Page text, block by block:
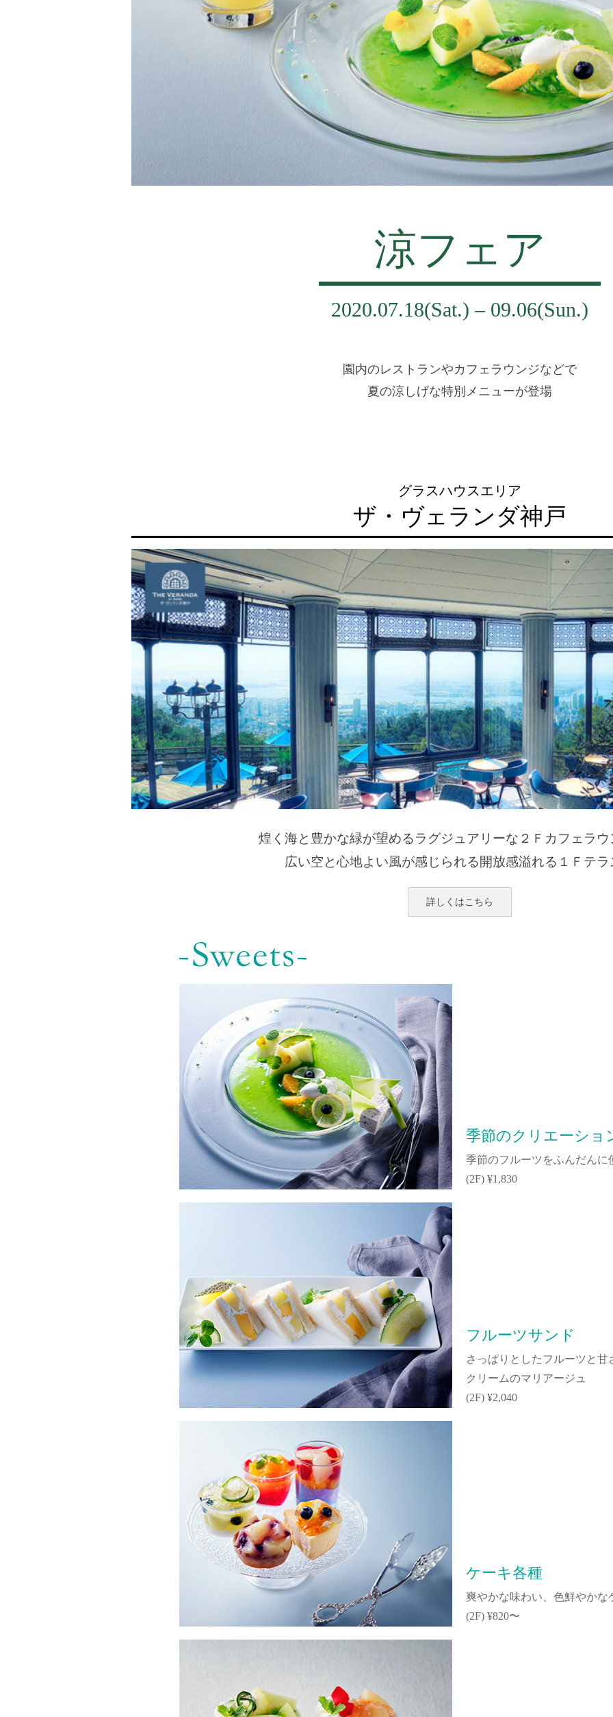
涼フェア
2020.07.18(Sat.) – 09.06(Sun.)
園内のレストランやカフェラウンジなどで
夏の涼しげな特別メニューが登場
グラスハウスエリア
ザ・ヴェランダ神戸
煌く海と豊かな緑が望めるラグジュアリーな２Ｆカフェラウ
広い空と心地よい風が感じられる開放感溢れる１Ｆテラ
詳しくはこちら
季節のクリエーショ
季節のフルーツをふんだんに
(2F) ¥1,830
フルーツサンド
さっぱりとしたフルーツと甘
クリームのマリアージュ
(2F) ¥2,040
ケーキ各種
爽やかな味わい、色鮮やかな
(2F) ¥820〜